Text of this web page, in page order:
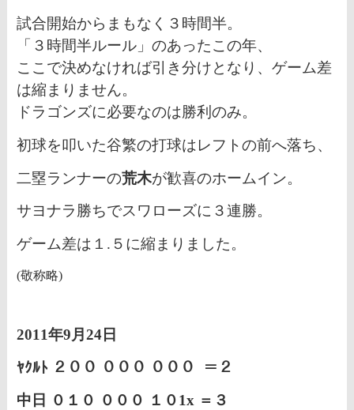
試合開始からまもなく３時間半。
「３時間半ルール」のあったこの年、
ここで決めなければ引き分けとなり、ゲーム差
は縮まりません。
ドラゴンズに必要なのは勝利のみ。
初球を叩いた谷繁の打球はレフトの前へ落ち、
二塁ランナーの荒木が歓喜のホームイン。
サヨナラ勝ちでスワローズに３連勝。
ゲーム差は１.５に縮まりました。
(敬称略)
2011年9月24日
ﾔｸﾙﾄ ２００ ０００ ０００ ＝２
中日 ０１０ ０００ １０1x ＝３